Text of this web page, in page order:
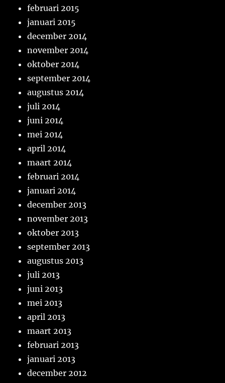
februari 2015
januari 2015
december 2014
november 2014
oktober 2014
september 2014
augustus 2014
juli 2014
juni 2014
mei 2014
april 2014
maart 2014
februari 2014
januari 2014
december 2013
november 2013
oktober 2013
september 2013
augustus 2013
juli 2013
juni 2013
mei 2013
april 2013
maart 2013
februari 2013
januari 2013
december 2012